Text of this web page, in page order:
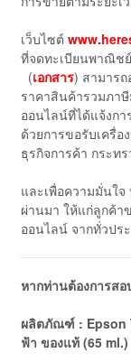
เว็บไซต์
ที่จดทะเบียนพาณิช
(เอกสาร) สามาร
ราคาสินค้ารวมภา
ออนไลน์ที่ได้แจ้งก
ด้วยการขอรับเครื่อ
ธุรกิจการค้า กระท
และเพื่อความมั่นใ
ผ่านมา ให้แก่ลูกค้า
ออนไลน์ จากทั่วปร
หากท่านต้องการส
ผลิตภัณฑ์ : Epson
ฟ้า ของแท้ (65 ml.)